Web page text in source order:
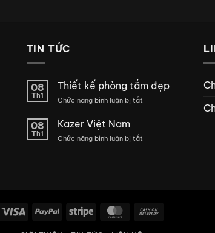
TẮM CHÍNH HÃNG KAZER
TIN TỨC
08
Th1
Thiết kế phòng tắm đẹp
Chức năng bình luận bị tắtở
tắm
08
Th1
Kazer Việt Nam
Chức năng bình luận bị tắtở
Visa PayPal Stripe MasterCard